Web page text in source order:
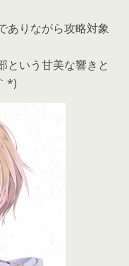
ありながら攻略対象
という甘美な響きと
*)